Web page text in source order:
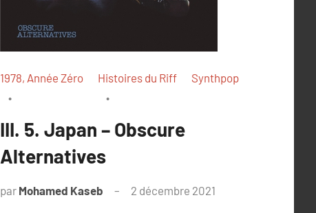
1978, Année Zéro Histoires du Riff Synthpop
III. 5. Japan – Obscure
Alternatives
par Mohamed Kaseb 2 décembre 2021